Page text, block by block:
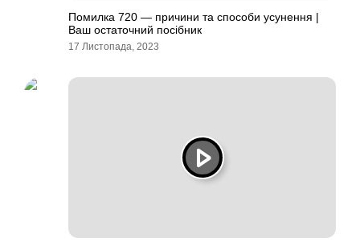
Помилка 720 — причини та способи усунення |
Ваш остаточний посібник
17 Листопада, 2023